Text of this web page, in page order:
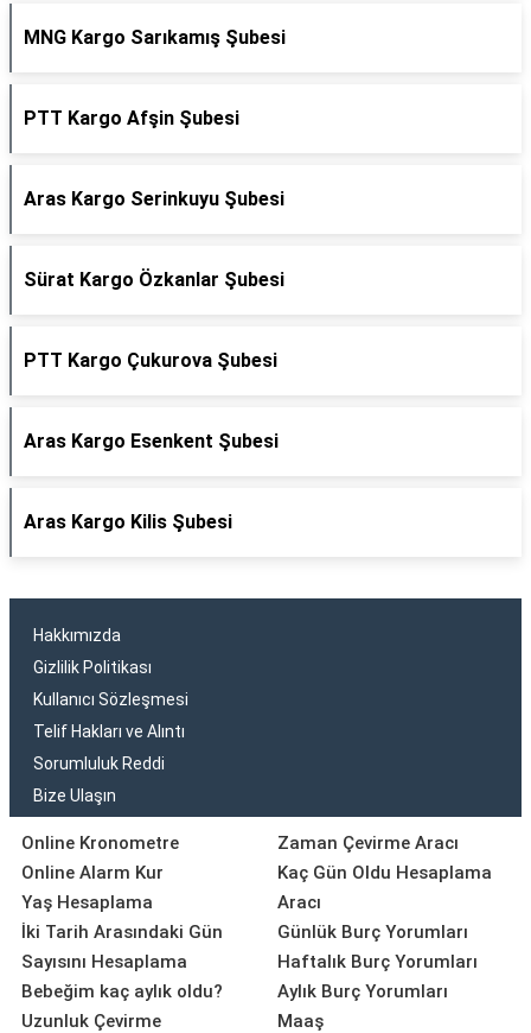
MNG Kargo Sarıkamış Şubesi
PTT Kargo Afşin Şubesi
Aras Kargo Serinkuyu Şubesi
Sürat Kargo Özkanlar Şubesi
PTT Kargo Çukurova Şubesi
Aras Kargo Esenkent Şubesi
Aras Kargo Kilis Şubesi
Hakkımızda
Gizlilik Politikası
Kullanıcı Sözleşmesi
Telif Hakları ve Alıntı
Sorumluluk Reddi
Bize Ulaşın
Online Kronometre
Online Alarm Kur
Yaş Hesaplama
İki Tarih Arasındaki Gün
Sayısını Hesaplama
Bebeğim kaç aylık oldu?
Uzunluk Çevirme
Zaman Çevirme Aracı
Kaç Gün Oldu Hesaplama
Aracı
Günlük Burç Yorumları
Haftalık Burç Yorumları
Aylık Burç Yorumları
Maaş